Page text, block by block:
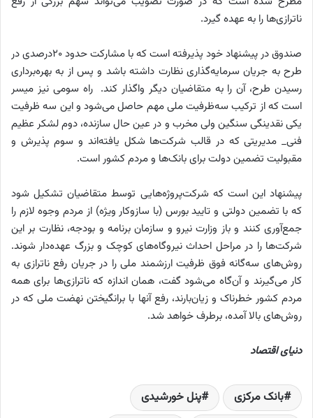
ناترازی‌ها را به عهده گیرد.
صندوق در پیشنهاد خود پذیرفته است که با مشارکت حدود ۲۰‌درصدی در
طرح به جریان سرمایه‌گذاری نظارت داشته باشد و پس از به بهره‌برداری
رسیدن طرح، آن را به متقاضیان دیگر واگذار کند. راه سومی نیز میسر
است که از ترکیب سه‌ظرفیت ملی مهم حاصل می‌شود و این سه ظرفیت
یکی نقدینگی سنگین ولی مخرب و در عین حال سازنده، دوم لشکر عظیم
فنی_ مدیریتی که در قالب شرکت‌ها شکل یافته‌اند و سوم پذیرش و
مقبولیت تضمین دولت برای بانک‌ها و مردم کشور است.
پیشنهاد این است که شرکت‌پروژه‌هایی توسط متقاضیان تشکیل شود
که با تضمین دولتی و تایید بورس (با ‌سازوکار ویژه) از مردم وجوه لازم را
جمع‌آوری کنند و باز وزارت نیرو و سازمان برنامه و بودجه، نظارت بر این
شرکت‌ها را در مراحل احداث نیروگاه‌های کوچک و بزرگ عهده‌دار شوند.
روش‌های سه‌گانه فوق ظرفیت ارزشمند ملی را در جریان رفع ناترازی به
کار می‌گیرند و آن‌گاه می‌شود گفت، همان اندازه که ناترازی‌ها برای همه
مردم کشور خطرناک و زیان‌بارند، رفع آنها با برانگیختن نهضت ملی که در
روش‌های بالا آمده، برطرف خواهد شد.
دنیای اقتصاد
بانک مرکزی
پنل خورشیدی